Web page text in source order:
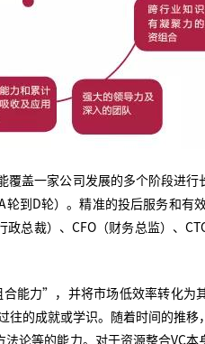
盖一家公司发展的多个阶段进
到D轮）。精准的投后服务和有
总裁）、CFO（财务总监）、
能力”，并将市场低效率转化为
的成就或学识。随着时间的推
论等的能力。对于资源整合VC